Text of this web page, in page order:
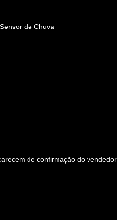
de Chuva
de confirmação do vendedor